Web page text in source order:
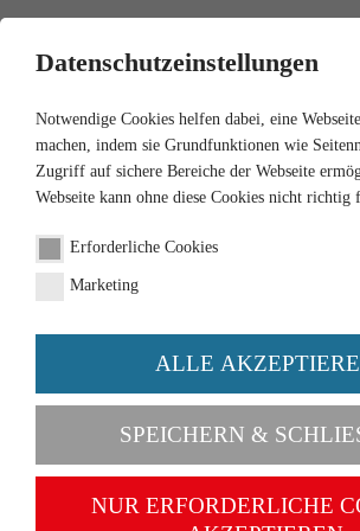
1:87
Flatbed semi-
Order number 055404
Datenschutzeinstellungen
Notwendige Cookies helfen dabei, eine
machen, indem sie Grundfunktionen wie
Zugriff auf sichere Bereiche der Webseite
Webseite kann ohne diese Cookies nicht richtig
Erforderliche Cookies
Marketing
ALLE
SPEICHERN &
NUR ERFORDERLICHE